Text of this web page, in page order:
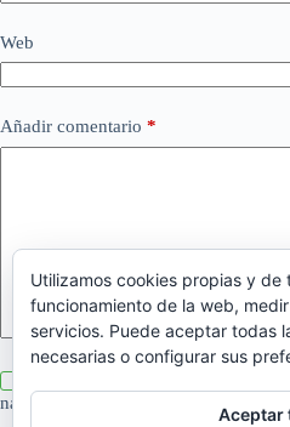
Web
Añadir comentario *
navegador para la próxima vez que
Utilizamos cookies propias y
funcionamiento de la web,
servicios. Puede aceptar todas
necesarias o configurar sus
Aceptar